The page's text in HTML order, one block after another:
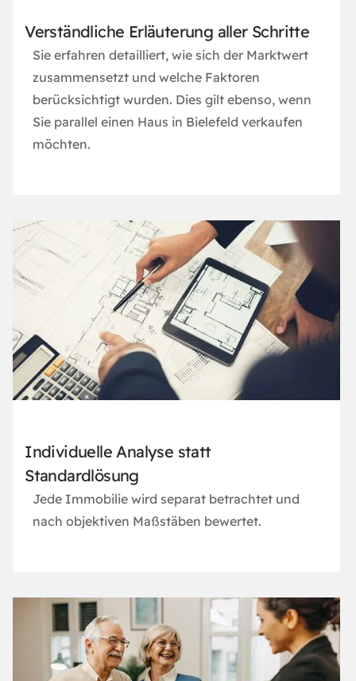
Verständliche Erläuterung aller Schritte
Sie erfahren detailliert, wie sich der Marktwert
zusammensetzt und welche Faktoren
berücksichtigt wurden. Dies gilt ebenso, wenn
Sie parallel einen Haus in Bielefeld verkaufen
möchten.
Individuelle Analyse statt
Standardlösung
Jede Immobilie wird separat betrachtet und
nach objektiven Maßstäben bewertet.